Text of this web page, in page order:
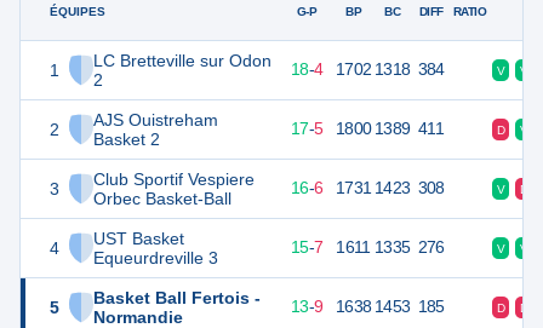
ÉQUIPES
1
LC Bretteville sur Odon
2
2
AJS Ouistreham
Basket 2
3
Club Sportif Vespiere
Orbec Basket-Ball
4
UST Basket
Equeurdreville 3
5
Basket Ball Fertois -
Normandie
G-P BP BC DIFF RATIO
40 22 18-4 1702 1318 384 V V
39 17-5 1800 1389 411 D V
38 22 16-6 1731 1423 308 V D
37 15-7 1611 1335 276 V V
35 22 13-9 1638 1453 185 D D